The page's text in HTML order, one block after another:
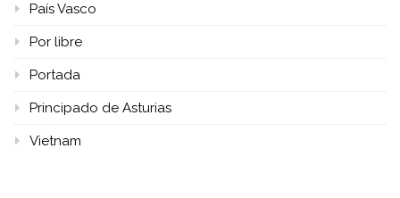
País Vasco
Por libre
Portada
Principado de Asturias
Vietnam